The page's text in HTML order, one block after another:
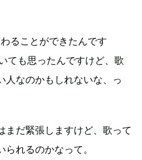
ることができたんです
ても思ったんですけど、歌
人なのかもしれないな、っ
まだ緊張しますけど、歌って
れるのかなって。